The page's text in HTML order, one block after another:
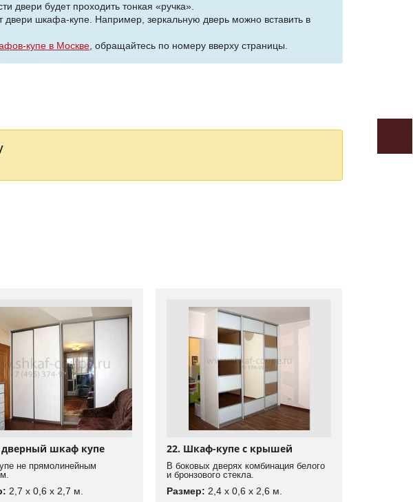
двери будет проходить тонкая «ручка».
шкафа-купе. Например, зеркальную дверь можно вставить в
купе в Москве , обращайтесь по номеру вверху страницы.
дверный шкаф купе
не прямолинейным
2,7 x 0,6 x 2,7 м.
22. Шкаф-купе с крышей
В боковых дверях комбинация белого
и бронзового стекла.
Размер: 2,4 x 0,6 x 2,6 м.